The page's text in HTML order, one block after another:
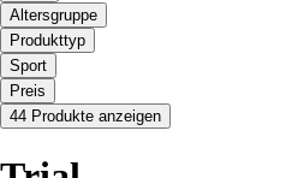
Altersgruppe
Produkttyp
Sport
Preis
44 Produkte anzeigen